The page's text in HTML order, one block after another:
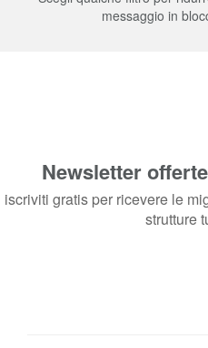
messaggio in
Newsletter
iscriviti gratis per ricevere le
strutture